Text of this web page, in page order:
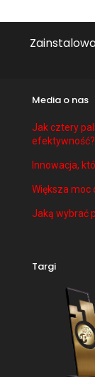
Media o nas
Jak cztery
efektywność?
Innowacja,
Większa moc
Jaką wybrać
Targi